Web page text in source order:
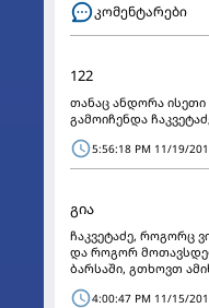
კომენტარები
122
თანაც ანდორა
გამოიჩენდა
5:56:18 PM 11/19/
გია
ჩაკვეტაძე, როგორც
და როგორ
ბარსაში, გთხოვთ
4:00:47 PM 11/15/